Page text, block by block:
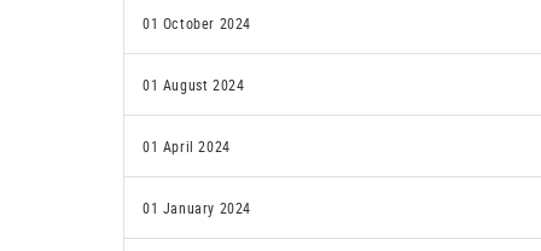
01 October 2024
01 August 2024
01 April 2024
01 January 2024